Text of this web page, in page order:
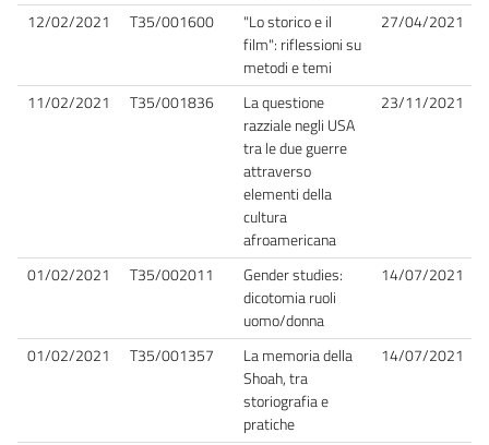
12/02/2021 T35/001600
"Lo storico e il
film": riflessioni su
metodi e temi
27/04/2021
11/02/2021 T35/001836
La questione
razziale negli USA
tra le due guerre
attraverso
elementi della
cultura
afroamericana
23/11/2021
01/02/2021 T35/002011
Gender studies:
dicotomia ruoli
uomo/donna
14/07/2021
01/02/2021 T35/001357
La memoria della
Shoah, tra
storiografia e
pratiche
14/07/2021